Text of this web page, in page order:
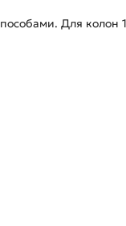
Для колон